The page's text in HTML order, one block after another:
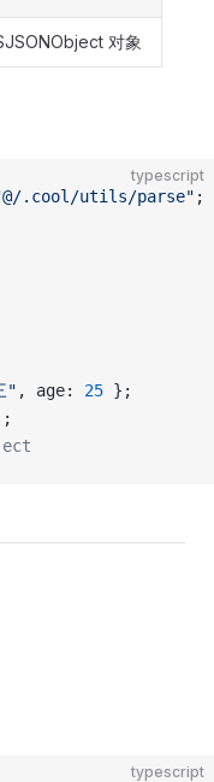
对象
typescript
.cool/utils/parse" ;
" , age: 25 };
typescript